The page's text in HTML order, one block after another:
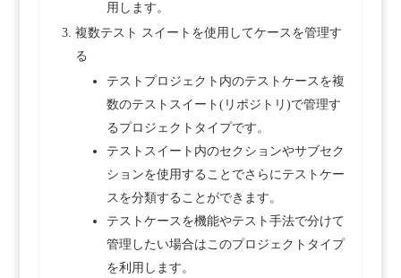
用します。
複数テスト スイートを使用してケースを管理す
る
テストプロジェクト内のテストケースを複
数のテストスイート(リポジトリ)で管理す
るプロジェクトタイプです。
テストスイート内のセクションやサブセク
ションを使用することでさらにテストケー
スを分類することができます。
テストケースを機能やテスト手法で分けて
管理したい場合はこのプロジェクトタイプ
を利用します。